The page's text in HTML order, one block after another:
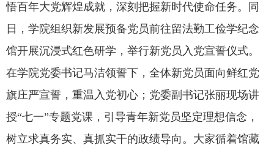
悟百年大党辉煌成就，深刻把握新时代使命任务。同
日，学院组织新发展预备党员前往留法勤工俭学纪念
馆开展沉浸式红色研学，举行新党员入党宣誓仪式。
在学院党委书记马洁领誓下，全体新党员面向鲜红党
旗庄严宣誓，重温入党初心；党委副书记张丽现场讲
授“七一”专题党课，引导青年新党员坚定理想信念，
树立求真务实、真抓实干的政绩导向。大家循着馆藏